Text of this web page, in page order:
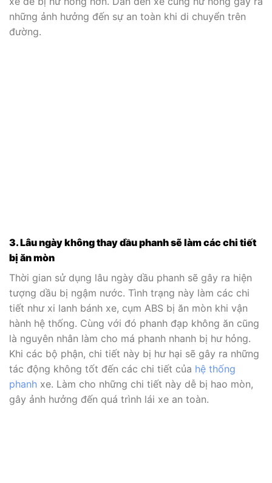
những ảnh hưởng đến sự an toàn khi di chuyển trên
đường.
3. Lâu ngày không thay dầu phanh sẽ làm các chi tiết
bị ăn mòn
Thời gian sử dụng lâu ngày dầu phanh sẽ gây ra hiện
tượng dầu bị ngậm nước. Tình trạng này làm các chi
tiết như xi lanh bánh xe, cụm ABS bị ăn mòn khi vận
hành hệ thống. Cùng với đó phanh đạp không ăn cũng
là nguyên nhân làm cho má phanh nhanh bị hư hỏng.
Khi các bộ phận, chi tiết này bị hư hại sẽ gây ra những
tác động không tốt đến các chi tiết của hệ thống
phanh xe. Làm cho những chi tiết này dễ bị hao mòn,
gây ảnh hưởng đến quá trình lái xe an toàn.